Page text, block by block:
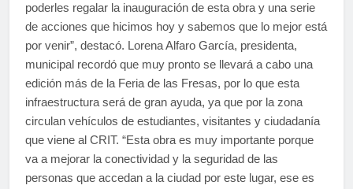
poderles regalar la inauguración de esta obra y una serie
de acciones que hicimos hoy y sabemos que lo mejor está
por venir”, destacó. Lorena Alfaro García, presidenta,
municipal recordó que muy pronto se llevará a cabo una
edición más de la Feria de las Fresas, por lo que esta
infraestructura será de gran ayuda, ya que por la zona
circulan vehículos de estudiantes, visitantes y ciudadanía
que viene al CRIT. “Esta obra es muy importante porque
va a mejorar la conectividad y la seguridad de las
personas que accedan a la ciudad por este lugar, ese es